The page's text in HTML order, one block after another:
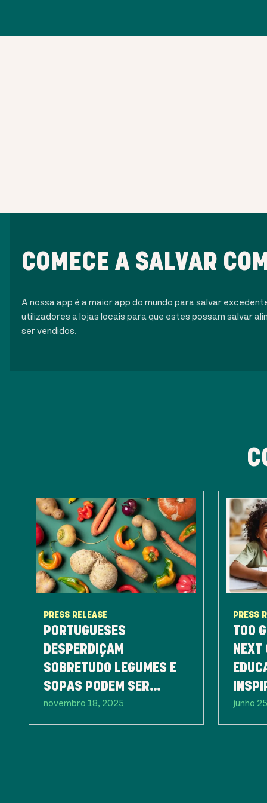
COMECE A SALVAR
A nossa app é a maior app do mundo para salvar
utilizadores a lojas locais para que estes possam salvar
ser vendidos.
PRESS RELEASE
PORTUGUESES
DESPERDIÇAM
SOBRETUDO LEGUMES E
SOPAS PODEM SER
PARTE DA SOLUÇÃO
novembro 18, 2025
PRESS
TOO
NEXT
junho